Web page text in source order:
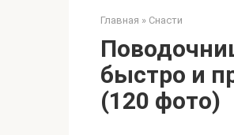
Главная » Снасти
быстро и
(120 фото)